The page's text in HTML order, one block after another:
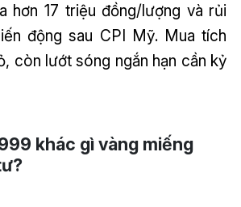
hơn 17 triệu đồng/lượng và rủi
động sau CPI Mỹ. Mua tích
còn lướt sóng ngắn hạn cần kỷ
khác gì vàng miếng